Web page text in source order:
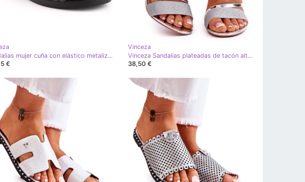
Sandalias mujer cuña con elástico metalizado plata Vinceza 17247
€
Vinceza
Vinceza Sandalias plateadas de tacón alto con purpurina Alicia plata
38,50 €